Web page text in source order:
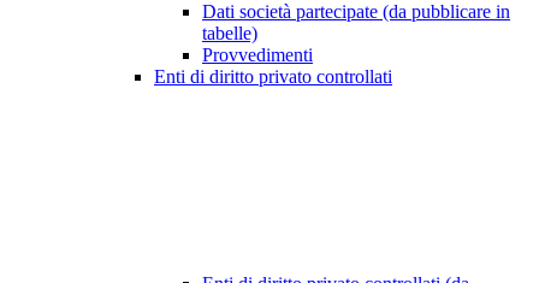
Dati società partecipate (da pubblicare in
tabelle)
Provvedimenti
Enti di diritto privato controllati